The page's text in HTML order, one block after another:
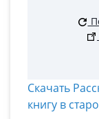
Скачать
книгу в